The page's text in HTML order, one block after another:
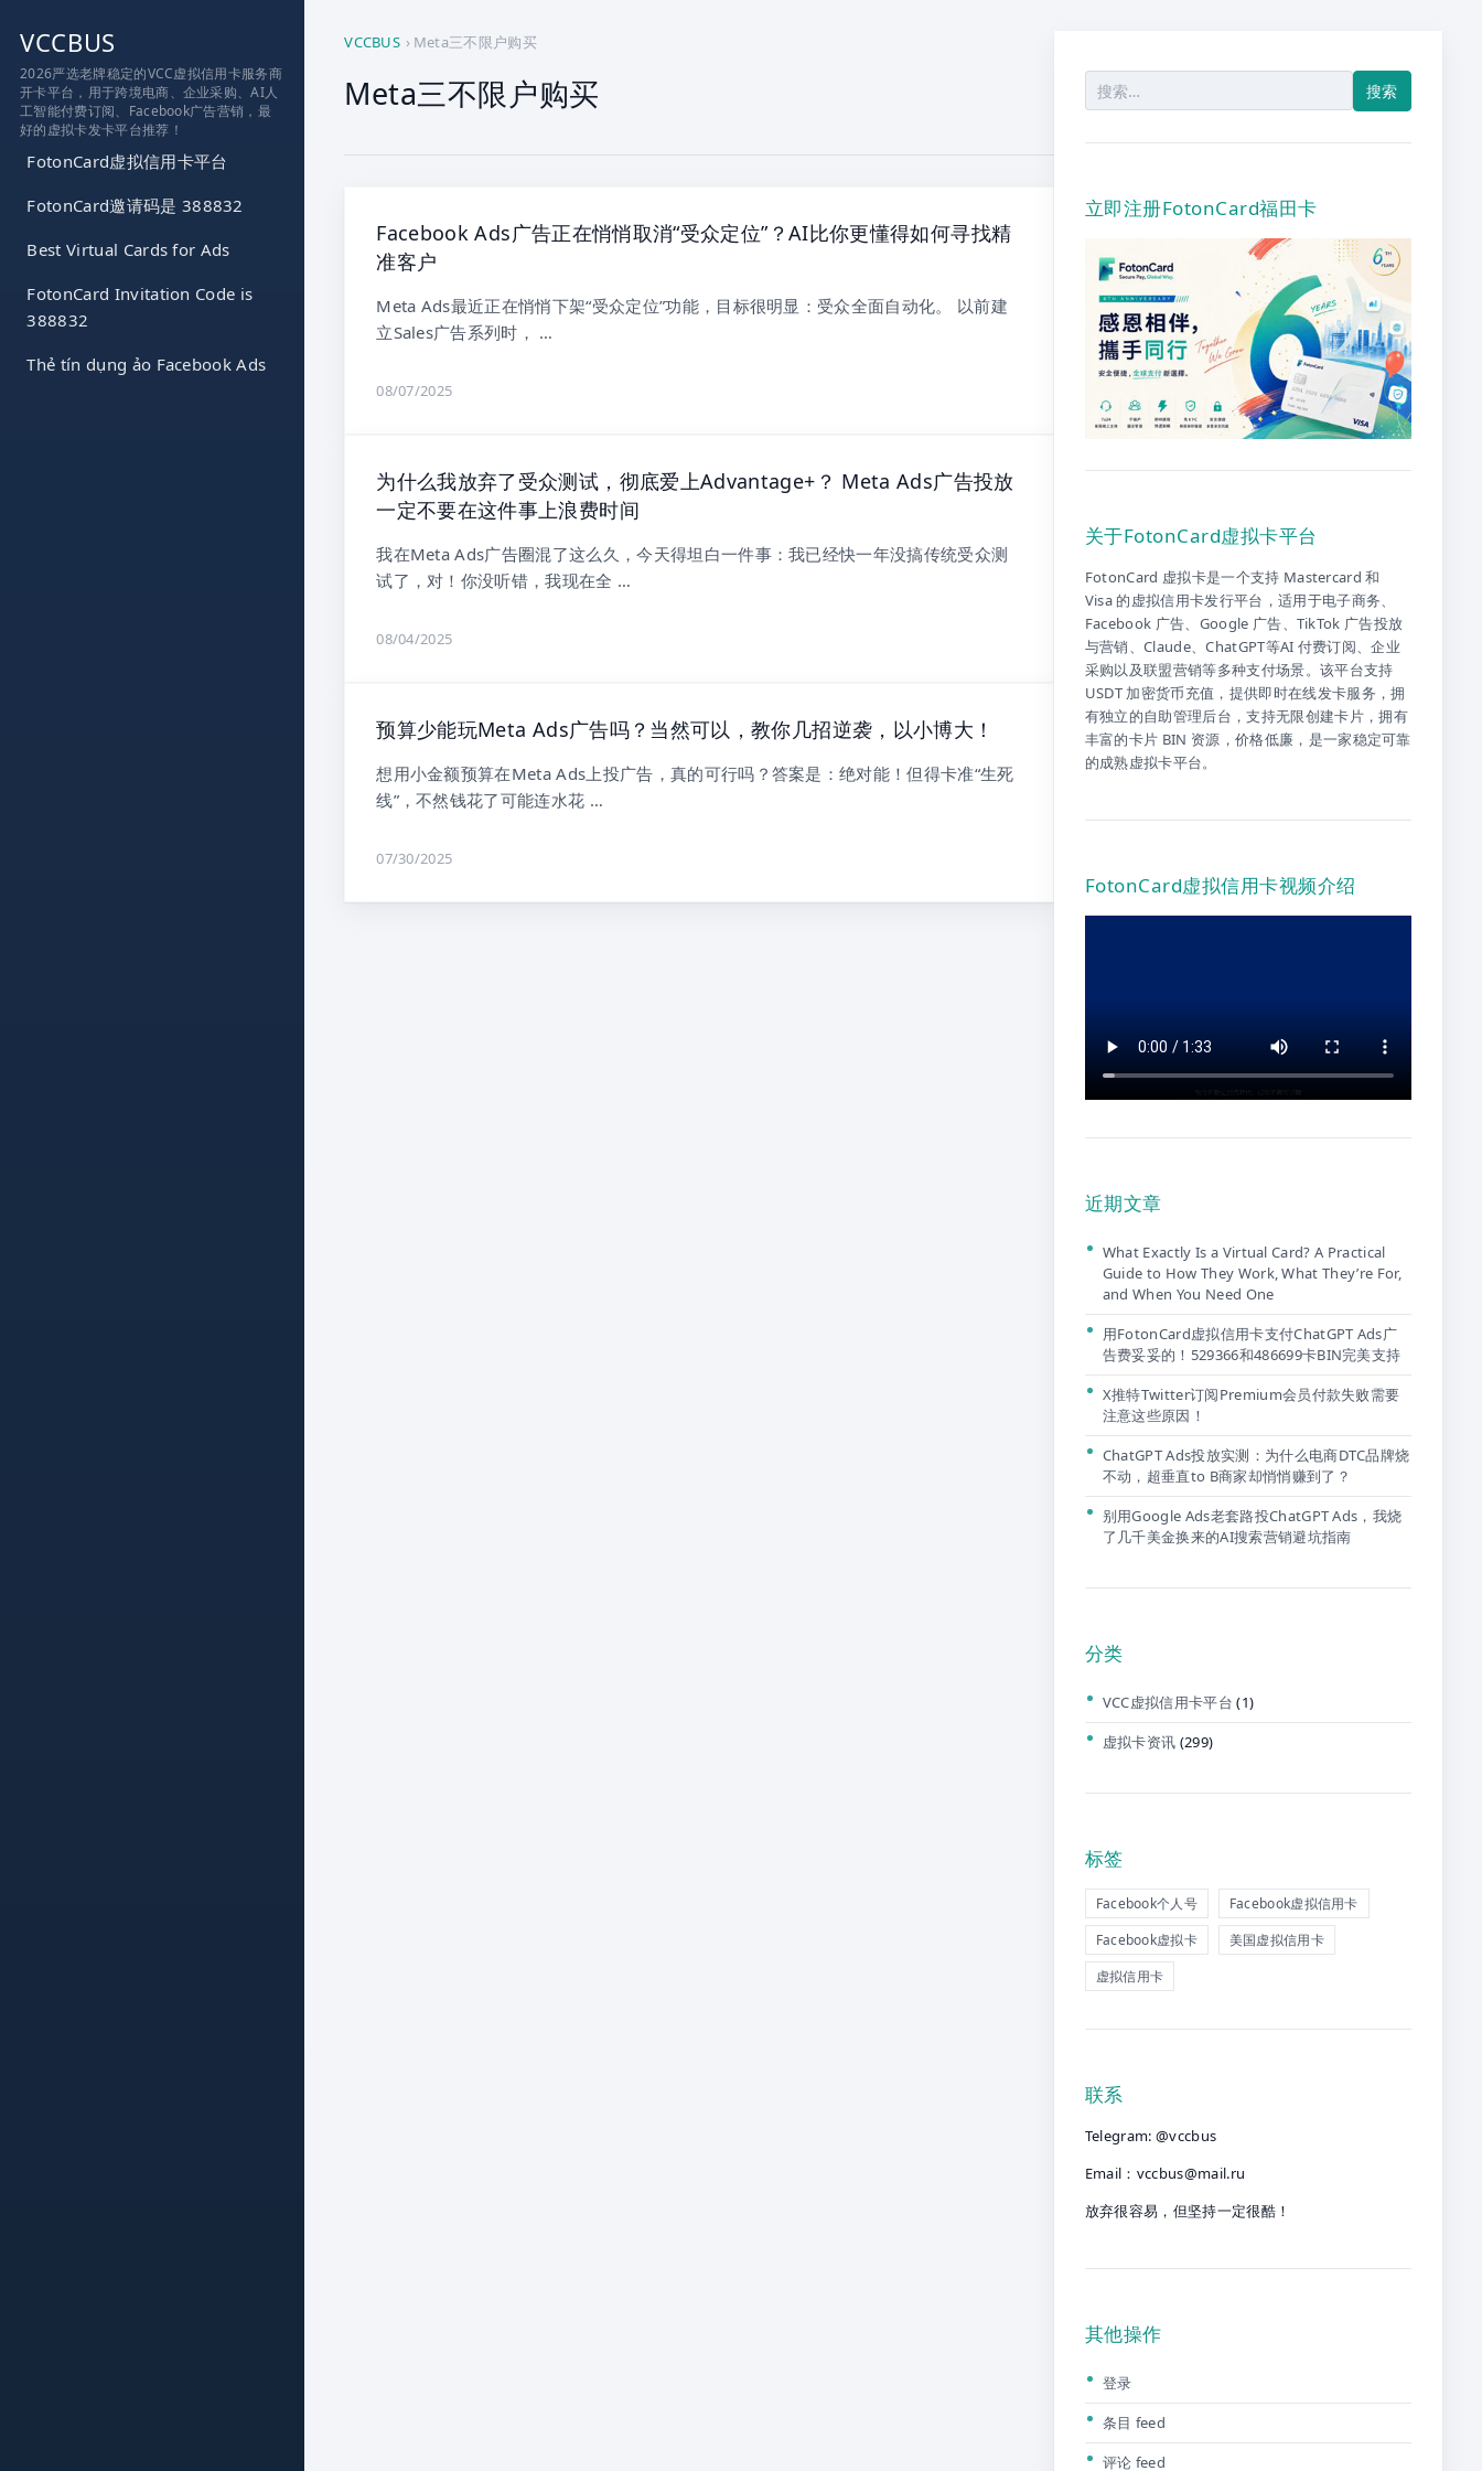
VCCBUS
2026严选老牌稳定的VCC虚拟信用卡服务商
开卡平台，用于跨境电商、企业采购、AI人
工智能付费订阅、Facebook广告营销，最
好的虚拟卡发卡平台推荐！
FotonCard虚拟信用卡平台
FotonCard邀请码是 388832
Best Virtual Cards for Ads
FotonCard Invitation Code is
388832
Thẻ tín dụng ảo Facebook Ads
VCCBUS › Meta三不限户购买
Meta三不限户购买
Facebook Ads广告正在悄悄取消“受众定位”？AI比你更懂得如何寻找精
准客户
Meta Ads最近正在悄悄下架“受众定位”功能，目标很明显：受众全面自动化。 以前建
立Sales广告系列时， …
08/07/2025
为什么我放弃了受众测试，彻底爱上Advantage+？ Meta Ads广告投放
一定不要在这件事上浪费时间
我在Meta Ads广告圈混了这么久，今天得坦白一件事：我已经快一年没搞传统受众测
试了，对！你没听错，我现在全 …
08/04/2025
预算少能玩Meta Ads广告吗？当然可以，教你几招逆袭，以小博大！
想用小金额预算在Meta Ads上投广告，真的可行吗？答案是：绝对能！但得卡准“生死
线”，不然钱花了可能连水花 …
07/30/2025
索：
立即注册FotonCard福田卡
关于FotonCard虚拟卡平台
FotonCard 虚拟卡是一个支持 Mastercard 和
Visa 的虚拟信用卡发行平台，适用于电子商务、
Facebook 广告、Google 广告、TikTok 广告投放
与营销、Claude、ChatGPT等AI 付费订阅、企业
采购以及联盟营销等多种支付场景。该平台支持
USDT 加密货币充值，提供即时在线发卡服务，拥
有独立的自助管理后台，支持无限创建卡片，拥有
丰富的卡片 BIN 资源，价格低廉，是一家稳定可靠
的成熟虚拟卡平台。
FotonCard虚拟信用卡视频介绍
近期文章
What Exactly Is a Virtual Card? A Practical
Guide to How They Work, What They’re For,
and When You Need One
用FotonCard虚拟信用卡支付ChatGPT Ads广
告费妥妥的！529366和486699卡BIN完美支持
X推特Twitter订阅Premium会员付款失败需要
注意这些原因！
ChatGPT Ads投放实测：为什么电商DTC品牌烧
不动，超垂直to B商家却悄悄赚到了？
别用Google Ads老套路投ChatGPT Ads，我烧
了几千美金换来的AI搜索营销避坑指南
分类
VCC虚拟信用卡平台 (1)
虚拟卡资讯 (299)
标签
Facebook个人号
Facebook虚拟信用卡
Facebook虚拟卡
美国虚拟信用卡
虚拟信用卡
联系
Telegram: @vccbus
Email： vccbus@mail.ru
放弃很容易，但坚持一定很酷！
其他操作
登录
条目 feed
评论 feed